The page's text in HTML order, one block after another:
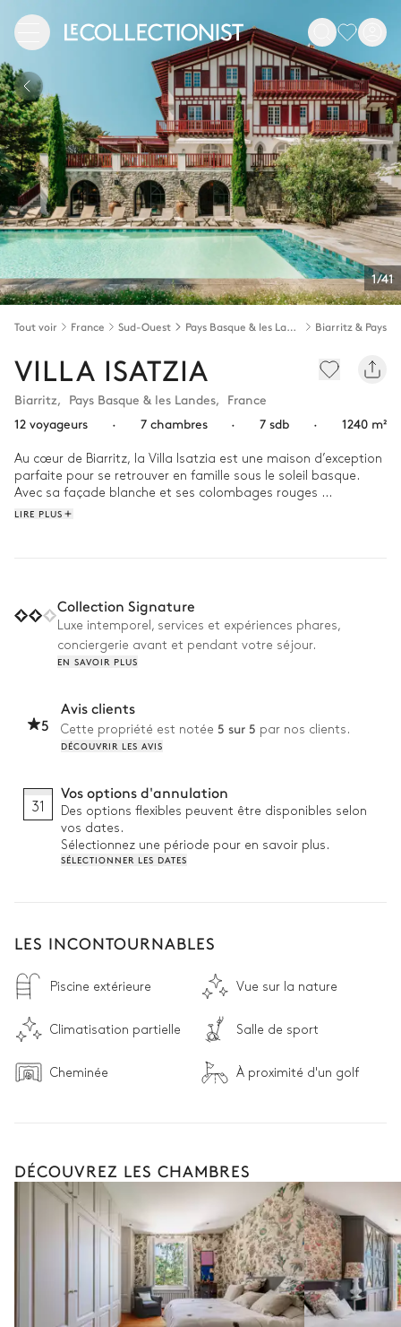
1/41
Tout voir France Sud-Ouest Pays Basque & les Landes Biarritz & Pays
VILLA ISATZIA
Biarritz, Pays Basque & les Landes, France
12 voyageurs
· 7 chambres · 7 sdb · 1240 m²
Au cœur de Biarritz, la Villa Isatzia est une maison d’exception
parfaite pour se retrouver en famille sous le soleil basque.
Avec sa façade blanche et ses colombages rouges
traditionnels, et son intérieur charmant alliant cachet d’antan
délicieux petit-déjeuner préparé pour vous. Complètement
sec, enfourchez un vélo et pédalez quelques minutes pour
vous rendre sur la Grande Plage de Biarritz, où vous pourrez
profiter d’un moment de farniente jusqu’au coucher du soleil.
LIRE PLUS
Collection Signature
Luxe intemporel, services et expériences phares,
conciergerie avant et pendant votre séjour.
EN SAVOIR PLUS
5
Avis clients
Cette propriété est notée 5 sur 5 par nos clients.
DÉCOUVRIR LES AVIS
31
Vos options d'annulation
Des options flexibles peuvent être disponibles selon
vos dates.
Sélectionnez une période pour en savoir plus.
SÉLECTIONNER LES DATES
LES INCONTOURNABLES
Piscine extérieure Vue sur la nature
Climatisation partielle Salle de sport
Cheminée À proximité d'un golf
DÉCOUVREZ LES CHAMBRES